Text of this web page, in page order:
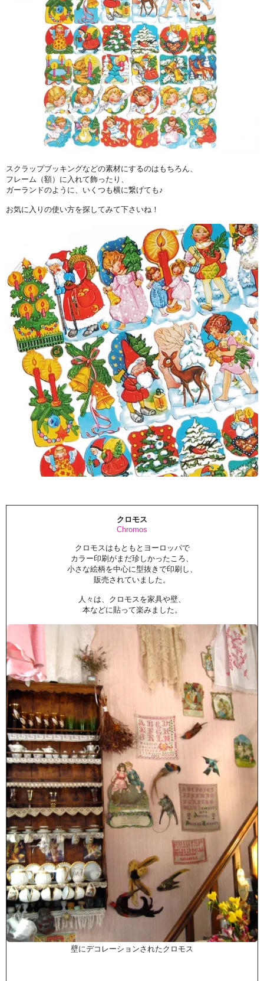
スクラップブッキングなどの素材にするのはもちろん、
フレーム（額）に入れて飾ったり、
ガーランドのように、いくつも横に繋げても♪
お気に入りの使い方を探してみて下さいね！
クロモス
Chromos
クロモスはもともとヨーロッパで
カラー印刷がまだ珍しかったころ、
小さな絵柄を中心に型抜きで印刷し、
販売されていました。
人々は、クロモスを家具や壁、
本などに貼って楽みました。
壁にデコレーションされたクロモス